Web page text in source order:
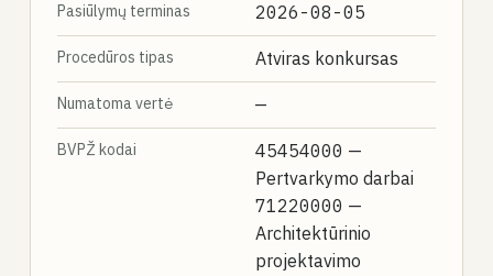
Pasiūlymų terminas 2026-08-05
Procedūros tipas Atviras konkursas
Numatoma vertė —
BVPŽ kodai 45454000 —
Pertvarkymo darbai
71220000 —
Architektūrinio
projektavimo